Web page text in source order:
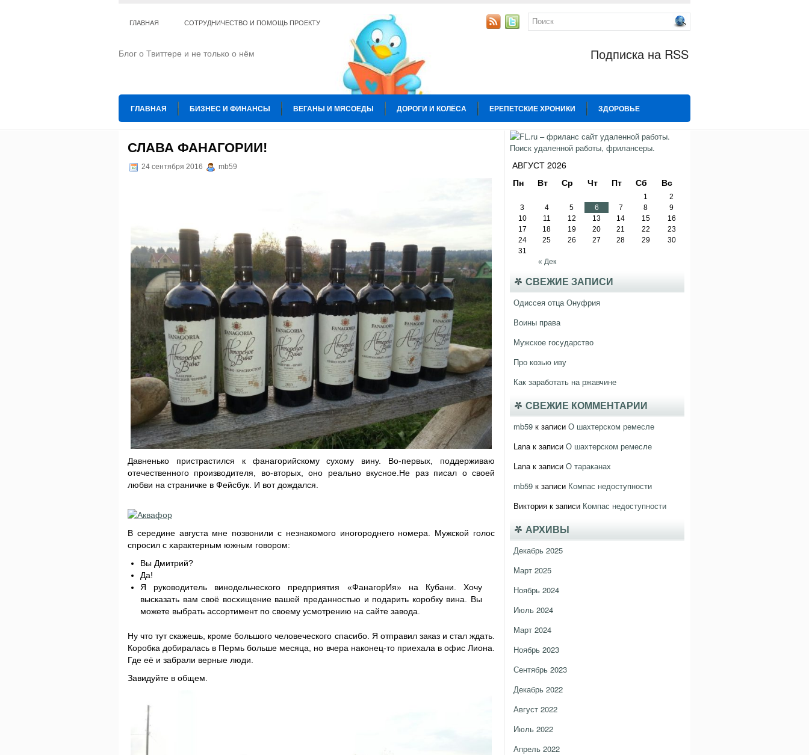
ГЛАВНАЯ СОТРУДНИЧЕСТВО И ПОМОЩЬ ПРОЕКТУ
Блог о Твиттере и не только о нём Подписка на RSS
ГЛАВНАЯ БИЗНЕС И ФИНАНСЫ ВЕГАНЫ И МЯСОЕДЫ ДОРОГИ И КОЛЁСА ЕРЕПЕТСКИЕ ХРОНИКИ ЗДОРОВЬЕ
ОТНОШЕНИЯ СПОРТ ТВИТТЕР
ТЕ КОГО ПРИРУЧИЛИ ШАХМАТЫ
СЛАВА ФАНАГОРИИ!
24 сентября 2016 mb59
Давненько пристрастился к фанагорийскому сухому вину. Во-первых, поддерживаю
отечественного производителя, во-вторых, оно реально вкусное. Не раз писал о своей
любви на страничке в Фейсбук. И вот дождался.
В середине августа мне позвонили с незнакомого иногороднего номера. Мужской голос
спросил с характерным южным говором:
Вы Дмитрий?
Да!
Я руководитель винодельческого предприятия «ФанагорИя» на Кубани. Хочу
высказать вам своё восхищение вашей преданностью и подарить коробку вина. Вы
можете выбрать ассортимент по своему усмотрению на сайте завода.
Ну что тут скажешь, кроме большого человеческого спасибо. Я отправил заказ и стал ждать.
Коробка добиралась в Пермь больше месяца, но вчера наконец-то приехала в офис Лиона.
Где её и забрали верные люди.
Завидуйте в общем.
АВГУСТ 2026
Пн
Вт Ср Чт Пт Сб Вс
« Дек
1
2
3
4 5 6 7 8
9
10
11 12 13 14 15
16
17
18 19 20 21 22
23
24
25 26 27 28 29
30
31
СВЕЖИЕ ЗАПИСИ
Одиссея отца Онуфрия
Воины права
Мужское государство
Про козью иву
Как заработать на ржавчине
СВЕЖИЕ КОММЕНТАРИИ
mb59 к записи О шахтерском ремесле
Lana к записи О шахтерском ремесле
Lana к записи О тараканах
mb59 к записи Компас недоступности
Виктория к записи Компас недоступности
АРХИВЫ
Декабрь 2025
Март 2025
Ноябрь 2024
Июль 2024
Март 2024
Ноябрь 2023
Сентябрь 2023
Декабрь 2022
Август 2022
Июль 2022
Апрель 2022